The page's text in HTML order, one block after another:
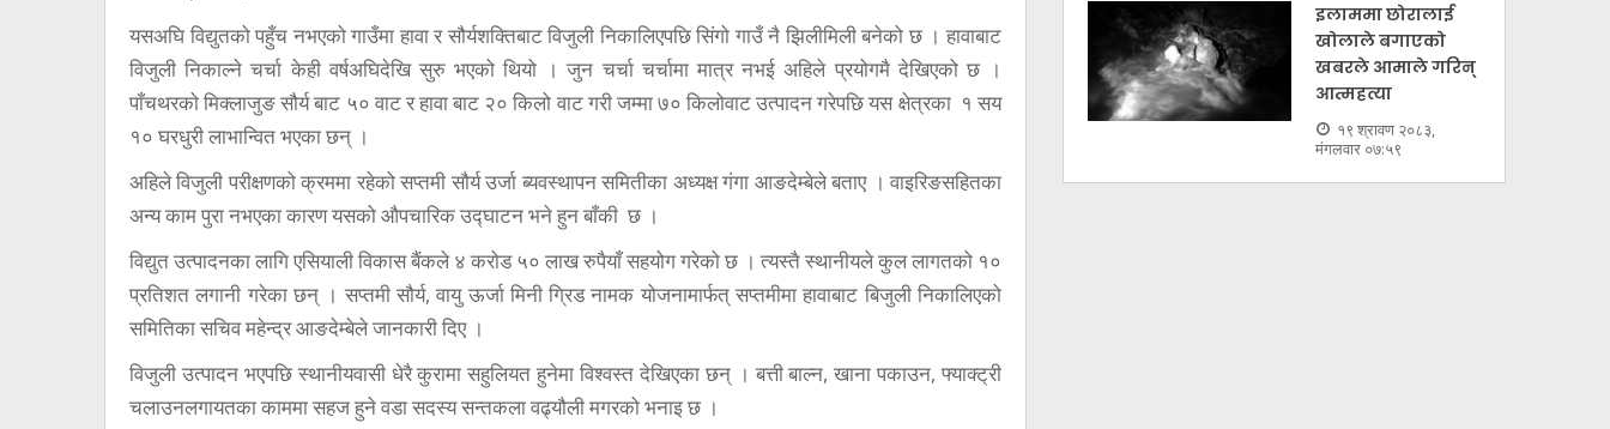
यसअघि विद्युतको पहुँच नभएको गाउँमा हावा र सौर्यशक्तिबाट विजुली निकालिएपछि सिंगो गाउँ नै झिलीमिली बनेको छ । हावाबाट
विजुली निकाल्ने चर्चा केही वर्षअघिदेखि सुरु भएको थियो । जुन चर्चा चर्चामा मात्र नभई अहिले प्रयोगमै देखिएको छ ।
पाँचथरको मिक्लाजुङ सौर्य बाट ५० वाट र हावा बाट २० किलो वाट गरी जम्मा ७० किलोवाट उत्पादन गरेपछि यस क्षेत्रका १ सय
१० घरधुरी लाभान्वित भएका छन् ।
अहिले विजुली परीक्षणको क्रममा रहेको सप्तमी सौर्य उर्जा ब्यवस्थापन समितीका अध्यक्ष गंगा आङदेम्बेले बताए । वाइरिङसहितका
अन्य काम पुरा नभएका कारण यसको औपचारिक उद्घाटन भने हुन बाँकी छ ।
विद्युत उत्पादनका लागि एसियाली विकास बैंकले ४ करोड ५० लाख रुपैयाँ सहयोग गरेको छ । त्यस्तै स्थानीयले कुल लागतको १०
प्रतिशत लगानी गरेका छन् । सप्तमी सौर्य, वायु ऊर्जा मिनी ग्रिड नामक योजनामार्फत् सप्तमीमा हावाबाट बिजुली निकालिएको
समितिका सचिव महेन्द्र आङदेम्बेले जानकारी दिए ।
विजुली उत्पादन भएपछि स्थानीयवासी धेरै कुरामा सहुलियत हुनेमा विश्वस्त देखिएका छन् । बत्ती बाल्न, खाना पकाउन, फ्याक्ट्री
चलाउनलगायतका काममा सहज हुने वडा सदस्य सन्तकला वढ्यौली मगरको भनाइ छ ।
इलाममा छोरालाई
खोलाले बगाएकाे
खबरले आमाले गरिन्
आत्महत्या
१९ श्रावण २०८३,
मंगलवार ०७:५९